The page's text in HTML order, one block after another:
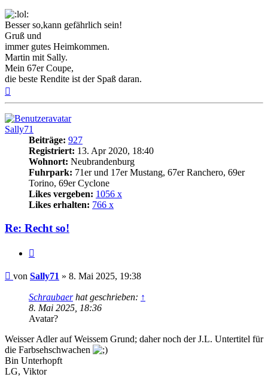
Besser so,kann gefährlich sein!
Gruß und
immer gutes Heimkommen.
Martin mit Sally.
Mein 67er Coupe,
die beste Rendite ist der Spaß daran.
oben
Sally71
Beiträge: 927
Registriert: 13. Apr 2020, 18:40
Wohnort: Neubrandenburg
Fuhrpark: 71er und 17er Mustang, 67er Ranchero, 69er
Torino, 69er Cyclone
Likes vergeben: 1056 x
Likes erhalten: 766 x
Re: Recht so!
Beitrag
von Sally71 » 8. Mai 2025, 19:38
Schraubaerhat geschrieben: ↑
8. Mai 2025, 18:36
Avatar?
Weisser Adler auf Weissem Grund; daher noch der J.L. Untertitel für
die Farbsehschwachen
Bin Unterhopft
LG, Viktor